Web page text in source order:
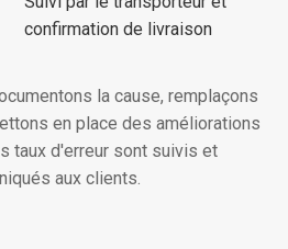
confirmation de livraison
la cause, remplaçons
en place des améliorations
taux d'erreur sont suivis et
aux clients.